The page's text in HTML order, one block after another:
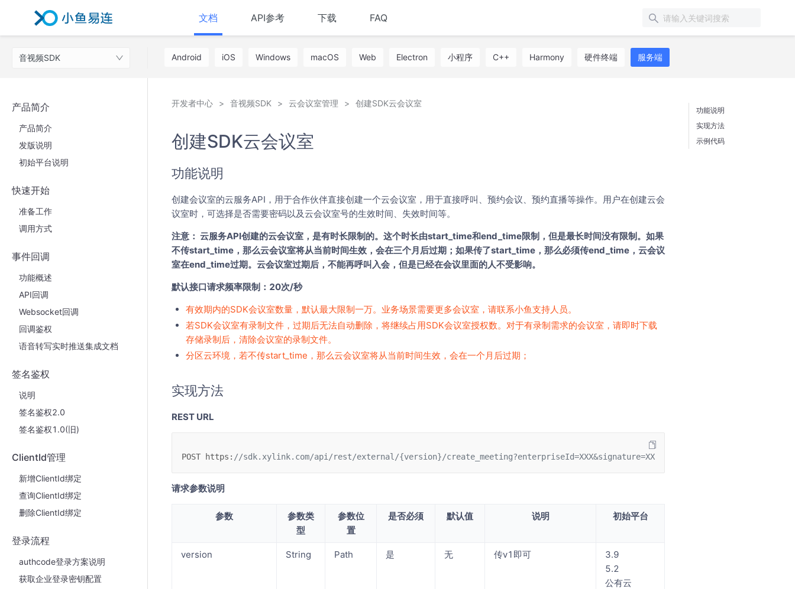
文档 API参考 下载 FAQ
音视频SDK Android iOS Windows macOS Web Electron 小程序 C++ Harmony 硬件终端 服务端
产品简介
产品简介
发版说明
初始平台说明
快速开始
准备工作
调用方式
事件回调
功能概述
API回调
Websocket回调
回调鉴权
语音转写实时推送集成文档
签名鉴权
说明
签名鉴权2.0
签名鉴权1.0(旧)
ClientId管理
新增ClientId绑定
查询ClientId绑定
删除ClientId绑定
登录流程
authcode登录方案说明
获取企业登录密钥配置
功能说明
实现方法
示例代码
开发者中心 音视频SDK 云会议室管理 创建SDK云会议室
创建SDK云会议室
功能说明
创建会议室的云服务API，用于合作伙伴直接创建一个云会议室，用于直接呼叫、预约会议、预约直播等操作。用户在创建云会
议室时，可选择是否需要密码以及云会议室号的生效时间、失效时间等。
注意： 云服务API创建的云会议室，是有时长限制的。这个时长由start_time和end_time限制，但是最长时间没有限制。如果
不传start_time，那么云会议室将从当前时间生效，会在三个月后过期；如果传了start_time，那么必须传end_time，云会议
室在end_time过期。云会议室过期后，不能再呼叫入会，但是已经在会议里面的人不受影响。
默认接口请求频率限制：20次/秒
有效期内的SDK会议室数量，默认最大限制一万。业务场景需要更多会议室，请联系小鱼支持人员。
若SDK会议室有录制文件，过期后无法自动删除，将继续占用SDK会议室授权数。对于有录制需求的会议室，请即时下载
存储录制后，清除会议室的录制文件。
分区云环境，若不传start_time，那么云会议室将从当前时间生效，会在一个月后过期；
实现方法
REST URL
POST https : //sdk.xylink.com/api/rest/external/{version}/create_meeting?enterpriseId=XXX&signature=XXX
请求参数说明
参数
参数类
型
参数位
置
是否必须 默认值 说明 初始平台
version String Path 是 无 传v1即可
3.9
5.2
公有云